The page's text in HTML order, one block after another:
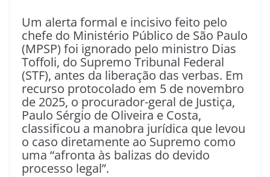
Um alerta formal e incisivo feito pelo
chefe do Ministério Público de São Paulo
(MPSP) foi ignorado pelo ministro Dias
Toffoli, do Supremo Tribunal Federal
(STF), antes da liberação das verbas. Em
recurso protocolado em 5 de novembro
de 2025, o procurador-geral de Justiça,
Paulo Sérgio de Oliveira e Costa,
classificou a manobra jurídica que levou
o caso diretamente ao Supremo como
uma “afronta às balizas do devido
processo legal”.